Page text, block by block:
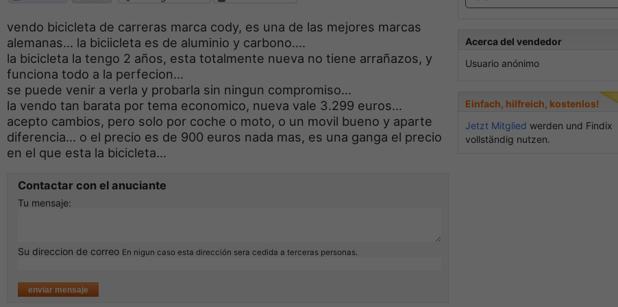
vendo bicicleta de carreras marca cody, es una de las mejores marcas
alemanas... la biciicleta es de aluminio y carbono....
la bicicleta la tengo 2 años, esta totalmente nueva no tiene arrañazos, y
funciona todo a la perfecion...
se puede venir a verla y probarla sin ningun compromiso...
la vendo tan barata por tema economico, nueva vale 3.299 euros...
acepto cambios, pero solo por coche o moto, o un movil bueno y aparte
diferencia... o el precio es de 900 euros nada mas, es una ganga el precio
en el que esta la bicicleta...
Contactar con el anuciante
Tu mensaje:
Su direccion de correo En nigun caso esta dirección sera cedida a terceras personas.
Acerca del vendedor
Usuario anónimo
Einfach, hilfreich, kostenlos!
Jetzt Mitglied werden und Findix
vollständig nutzen.